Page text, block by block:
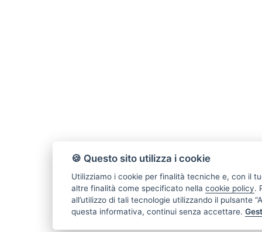
🍪 Questo sito utilizza i cookie
Utilizziamo i cookie per finalità tecniche e, con il
altre finalità come specificato nella cookie policy.
all’utilizzo di tali tecnologie utilizzando il pulsante
questa informativa, continui senza accettare.